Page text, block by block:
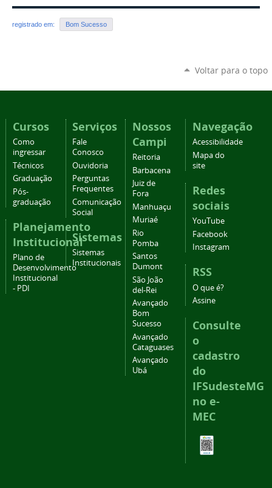
registrado em: Bom Sucesso
Voltar para o topo
Cursos
Como
ingressar
Técnicos
Graduação
Pós-
graduação
Planejamento
Institucional
Plano de
Desenvolvimento
Institucional
- PDI
Serviços
Fale
Conosco
Ouvidoria
Perguntas
Frequentes
Comunicação
Social
Sistemas
Sistemas
Institucionais
Nossos
Campi
Reitoria
Barbacena
Juiz de
Fora
Manhuaçu
Muriaé
Rio
Pomba
Santos
Dumont
São João
del-Rei
Avançado
Bom
Sucesso
Avançado
Cataguases
Avançado
Ubá
Navegação
Acessibilidade
Mapa do
site
Redes
sociais
YouTube
Facebook
Instagram
RSS
O que é?
Assine
Consulte
o
cadastro
do
IFSudesteMG
no e-
MEC